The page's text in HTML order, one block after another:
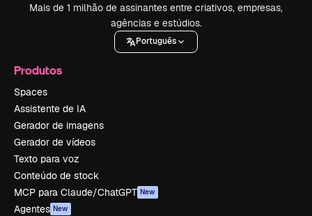
Mais de 1 milhão de assinantes entre criativos, empresas,
agências e estúdios.
Português
Produtos
Spaces
Assistente de IA
Gerador de imagens
Gerador de vídeos
Texto para voz
Conteúdo de stock
MCP para Claude/ChatGPT New
Agentes New